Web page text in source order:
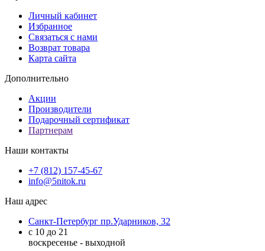
Личный кабинет
Избранное
Связаться с нами
Возврат товара
Карта сайта
Дополнительно
Акции
Производители
Подарочный сертификат
Партнерам
Наши контакты
+7 (812) 157-45-67
info@5nitok.ru
Наш адрес
Санкт-Петербург пр.Ударников, 32
с 10 до 21
воскресенье - выходной